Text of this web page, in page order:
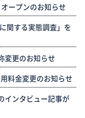
ープンのお知らせ
関する実態調査」を
変更のお知らせ
料金変更のお知らせ
インタビュー記事が